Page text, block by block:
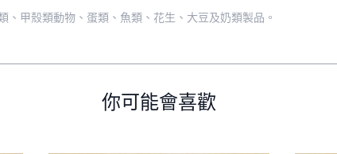
甲殼類動物、蛋類、魚類、花生、大豆及奶類製品。
你可能會喜歡